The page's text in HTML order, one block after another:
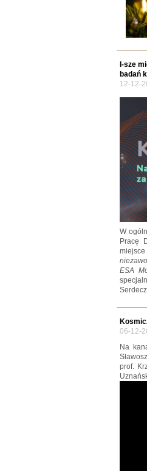
I-sze
badań
12-12-
W
Pracę
miejsce
ESA
06-12-
Na
prof.